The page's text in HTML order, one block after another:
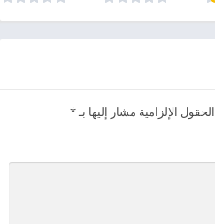
الحقول الإلزامية مشار إليها بـ*